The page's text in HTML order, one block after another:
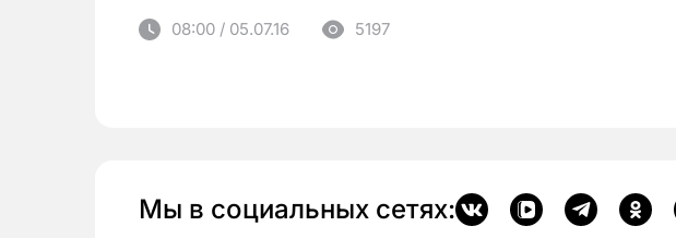
08:00 / 05.07.16 5197
Мы в социальных сетях: